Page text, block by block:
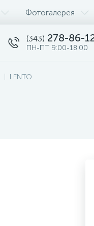
Фотогалерея
(343) 278-86-
ПН-ПТ 9:00-18:00
LENTO